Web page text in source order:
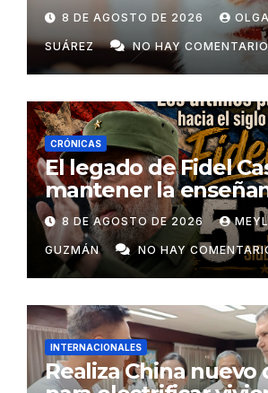
8 DE AGOSTO DE 2026
SUÁREZ NO HAY
CRÓNICAS
El legado de Fidel
mantener la
como un derecho
8 DE AGOSTO DE 2026
GUZMÁN NO HAY
INTERNACIONALES
Realiza China nuevo